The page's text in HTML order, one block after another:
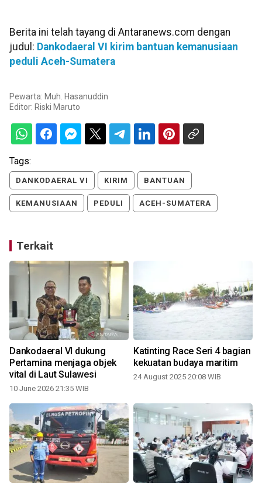
Berita ini telah tayang di Antaranews.com dengan
judul: Dankodaeral VI kirim bantuan kemanusiaan
peduli Aceh-Sumatera
Pewarta: Muh. Hasanuddin
Editor: Riski Maruto
Tags:
DANKODAERAL VI KIRIM BANTUAN
KEMANUSIAAN PEDULI ACEH-SUMATERA
Terkait
Dankodaeral VI dukung
Pertamina menjaga objek
vital di Laut Sulawesi
10 June 2026 21:35 WIB
Katinting Race Seri 4 bagian
kekuatan budaya maritim
24 August 2025 20:08 WIB